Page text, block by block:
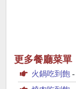
更多餐廳菜單
火鍋吃到飽 -